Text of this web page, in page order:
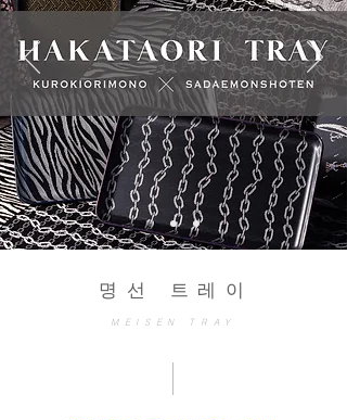
명선 트레이
MEISEN TRAY